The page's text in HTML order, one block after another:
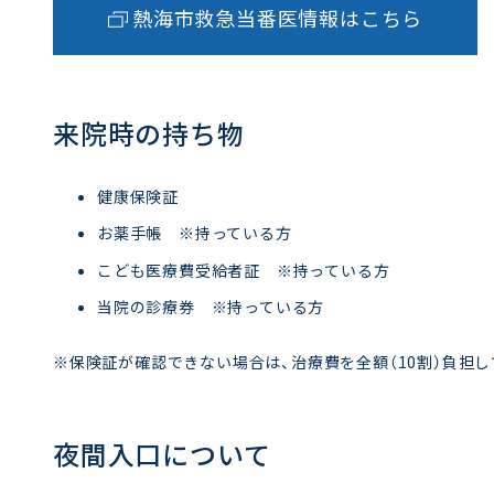
熱海市救急当番医情報はこちら
来院時の持ち物
健康保険証
お薬手帳 ※持っている方
こども医療費受給者証 ※持っている方
当院の診療券 ※持っている方
※保険証が確認できない場合は、治療費を全額（10割）負担
夜間入口について